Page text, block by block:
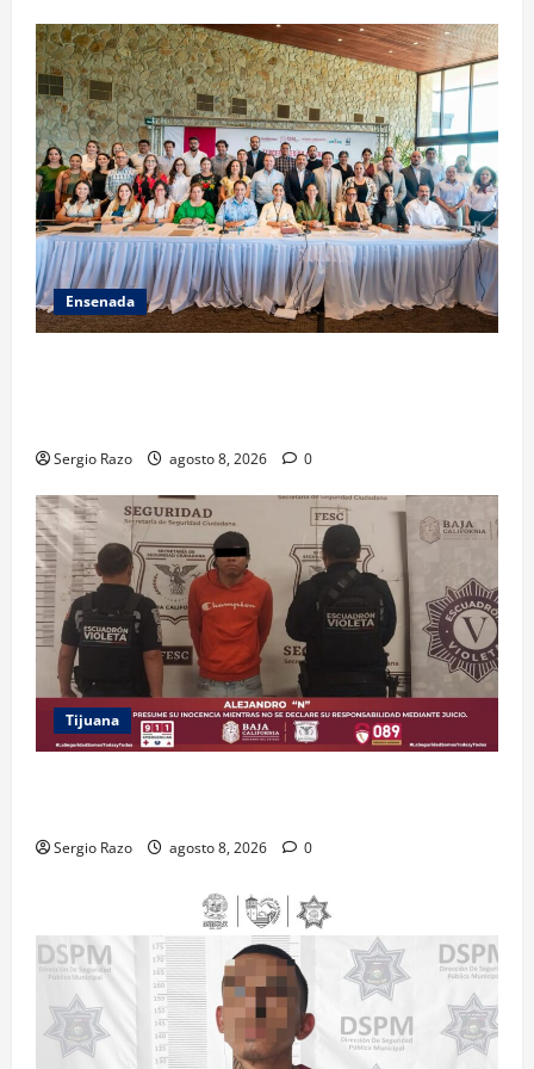
Ensenada
Sergio Razo agosto 8, 2026 0
Tijuana
Sergio Razo agosto 8, 2026 0